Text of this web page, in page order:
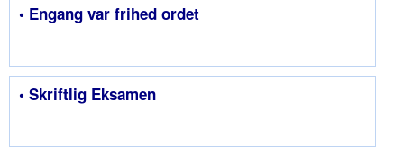
• Engang var frihed ordet
• Skriftlig Eksamen